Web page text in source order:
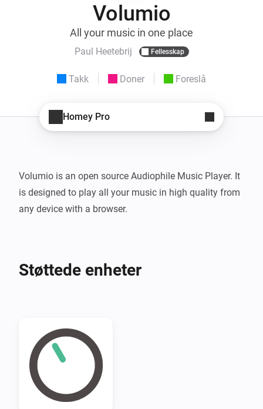
Volumio
All your music in one place
Paul Heetebrij Fellesskap
Takk Doner Foreslå
Homey Pro
Volumio is an open source Audiophile Music Player. It
is designed to play all your music in high quality from
any device with a browser.
Støttede enheter